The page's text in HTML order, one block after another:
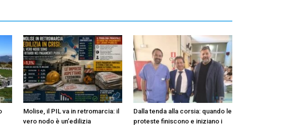
Molise, il PIL va in retromarcia: il
vero nodo è un’edilizia
Dalla tenda alla corsia: quando le
proteste finiscono e iniziano i